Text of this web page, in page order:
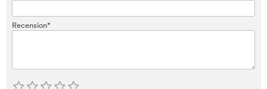
Recension*